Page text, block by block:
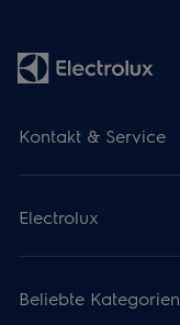
Kontakt & Service
Electrolux
Beliebte Kategorien